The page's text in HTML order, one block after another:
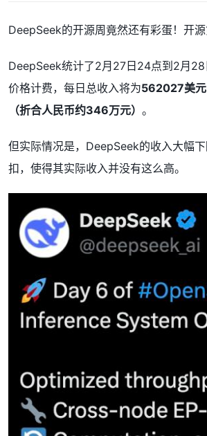
DeepSeek的开源周竟然还有彩蛋！开
DeepSeek统计了2月27日24点到2月
价格计费，每日总收入将为562027美元
（折合人民币约346万元） 。
但实际情况是，DeepSeek的收入大幅
扣，使得其实际收入并没有这么高。